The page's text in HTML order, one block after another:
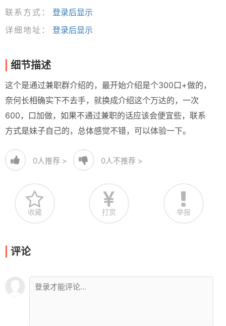
联系方式：
登录后显示
详细地址：
登录后显示
细节描述
这个是通过兼职群介绍的，最开始介绍是个300口+做的，
奈何长相确实下不去手，就换成介绍这个万达的，一次
600，口加做，如果不通过兼职的话应该会便宜些，联系
方式是妹子自己的，总体感觉不错，可以体验一下。
0人推荐 > 0人不推荐 >
收藏 打赏 举报
评论